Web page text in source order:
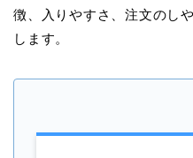
徴、入りやすさ、注文のし
します。